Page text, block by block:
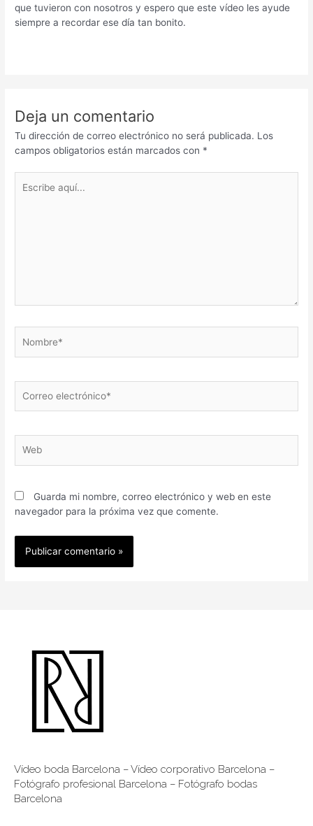
que tuvieron con nosotros y espero que este vídeo les ayude
siempre a recordar ese día tan bonito.
Deja un comentario
Tu dirección de correo electrónico no será publicada. Los
campos obligatorios están marcados con *
Guarda mi nombre, correo electrónico y web en este
navegador para la próxima vez que comente.
Vídeo boda Barcelona –Vídeo corporativo Barcelona –
Fotógrafo profesional Barcelona – Fotógrafo bodas
Barcelona